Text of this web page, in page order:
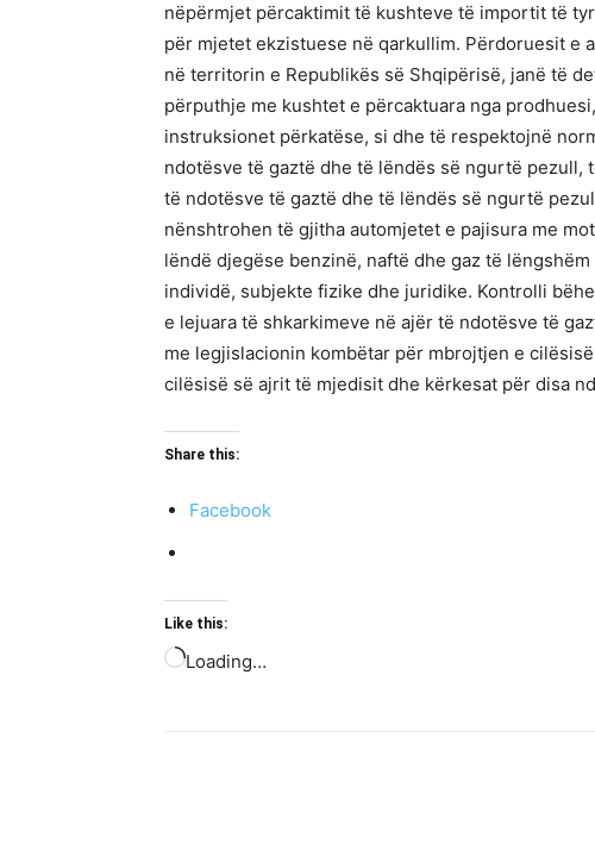
nëpërmjet përcaktimit të kushteve të importit të
për mjetet ekzistuese në qarkullim. Përdoruesit e
në territorin e Republikës së Shqipërisë, janë të
përputhje me kushtet e përcaktuara nga
instruksionet përkatëse, si dhe të respektojnë
ndotësve të gaztë dhe të lëndës së ngurtë
të ndotësve të gaztë dhe të lëndës së ngurtë
nënshtrohen të gjitha automjetet e pajisura me
lëndë djegëse benzinë, naftë dhe gaz të
individë, subjekte fizike dhe juridike. Kontrolli
e lejuara të shkarkimeve në ajër të ndotësve të
me legjislacionin kombëtar për mbrojtjen e
cilësisë së ajrit të mjedisit dhe kërkesat për disa
Share this:
Facebook
Like this:
Loading…